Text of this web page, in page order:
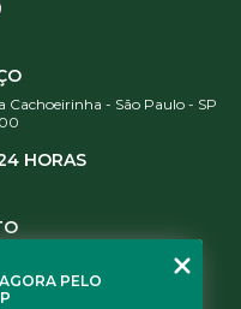
Cachoeirinha - São Paulo - SP
HORAS
PELO